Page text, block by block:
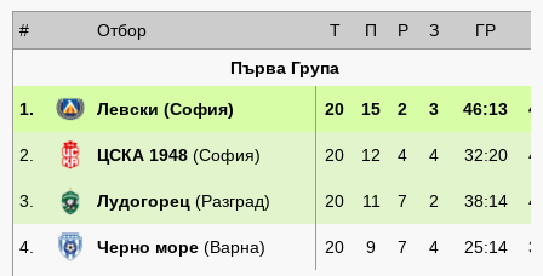
# Отбор Т П Р З ГР
Първа Група
1. Левски (София) 20 15 2 3 46:13
2. ЦСКА 1948 (София) 20 12 4 4 32:20
3. Лудогорец (Разград) 20 11 7 2 38:14
4. Черно море (Варна) 20 9 7 4 25:14